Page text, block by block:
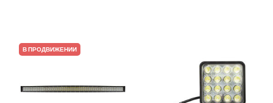
В ПРОДВИЖЕНИИ